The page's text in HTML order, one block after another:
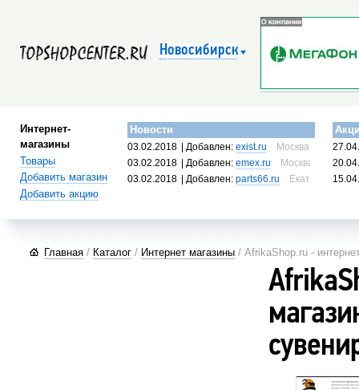
Новосибирск
Интернет-
магазины
Товары
Добавить магазин
Добавить акцию
Новости
03.02.2018 | Добавлен:exist.ru
Москва, Россия
03.02.2018
| Добавлен:emex.ru
Москва, Россия
03.02.2018
| Добавлен:parts66.ru Екатеринбург,
Главная / Каталог / Интернет магазины / AfrikaShop.ru -